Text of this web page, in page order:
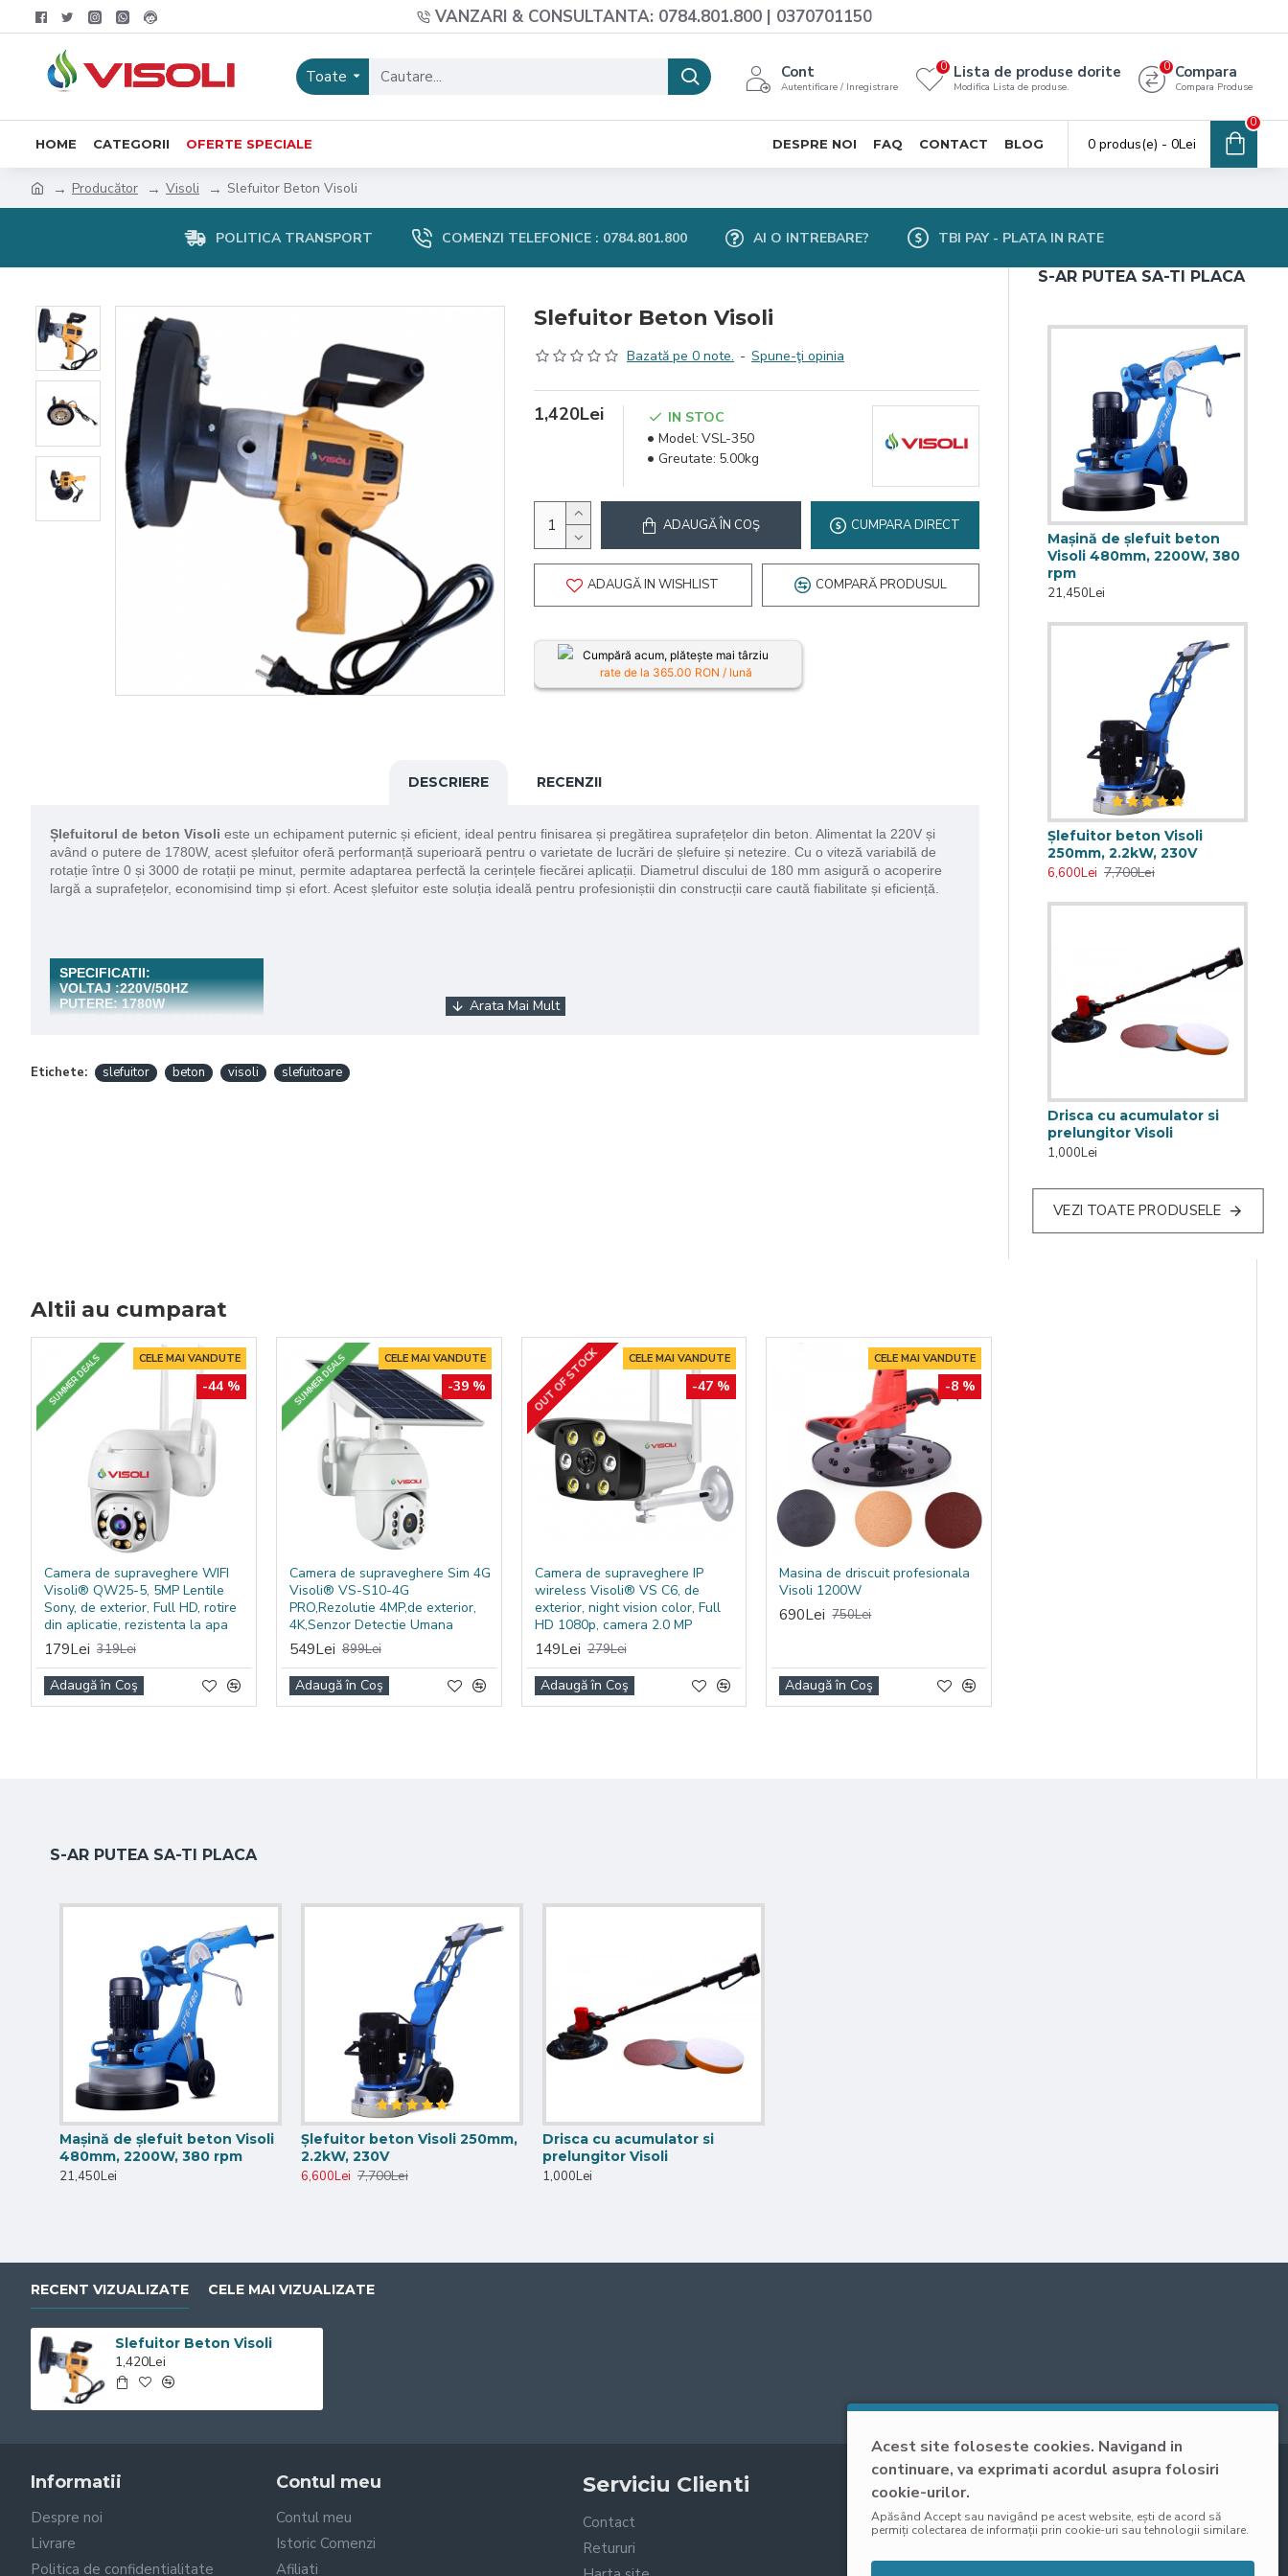
Acest site foloseste cookies. Navigand in
continuare, va exprimati acordul asupra folosiri
cookie-urilor.
Apăsând Accept sau navigând pe acest website, ești de acord să
permiți colectarea de informații prin cookie-uri sau tehnologii similare.
VANZARI & CONSULTANTA: 0784.801.800 | 0370701150
Toate Cont
Autentificare / Inregistrare
Lista de produse dorite
Modifica Lista de produse.
0 Compara
Compara Produse
0
HOME CATEGORII OFERTE SPECIALE DESPRE NOI FAQ CONTACT BLOG 0 produs(e) - 0Lei
0
Producător Visoli Slefuitor Beton Visoli
POLITICA TRANSPORT COMENZI TELEFONICE : 0784.801.800 AI O INTREBARE? TBI PAY - PLATA IN RATE
Slefuitor Beton Visoli
Bazată pe 0 note. - Spune-ţi opinia
1,420Lei
IN STOC
Model: VSL-350
Greutate: 5.00kg
ADAUGĂ ÎN COŞ CUMPARA DIRECT
ADAUGĂ IN WISHLIST COMPARĂ PRODUSUL
Cumpără acum, plătește mai târziu
rate de la 365.00 RON / lună
DESCRIERE RECENZII
Șlefuitorul de beton Visoli este un echipament puternic și eficient, ideal pentru finisarea și pregătirea suprafețelor din beton. Alimentat la 220V și
având o putere de 1780W, acest șlefuitor oferă performanță superioară pentru o varietate de lucrări de șlefuire și netezire. Cu o viteză variabilă de
rotație între 0 și 3000 de rotații pe minut, permite adaptarea perfectă la cerințele fiecărei aplicații. Diametrul discului de 180 mm asigură o acoperire
largă a suprafețelor, economisind timp și efort. Acest șlefuitor este soluția ideală pentru profesioniștii din construcții care caută fiabilitate și eficiență.
SPECIFICATII:
VOLTAJ:220V/50HZ
PUTERE: 1780W
Etichete: slefuitor beton visoli slefuitoare
S-AR PUTEA SA-TI PLACA
Mașină de șlefuit beton
Visoli 480mm, 2200W, 380
rpm
21,450Lei
Șlefuitor beton Visoli
250mm, 2.2kW, 230V
6,600Lei 7,700Lei
Drisca cu acumulator si
prelungitor Visoli
1,000Lei
VEZI TOATE PRODUSELE
Altii au cumparat
CELE MAI VANDUTE
SUMMER DEALS -44 %
Camera de supraveghere WIFI
Visoli® QW25-5, 5MP Lentile
Sony, de exterior, Full HD, rotire
din aplicatie, rezistenta la apa
179Lei 319Lei
Adaugă în Coş
CELE MAI VANDUTE
SUMMER DEALS -39 %
Camera de supraveghere Sim 4G
Visoli® VS-S10-4G
PRO,Rezolutie 4MP,de exterior,
4K,Senzor Detectie Umana
549Lei 899Lei
Adaugă în Coş
CELE MAI VANDUTE
-47 %
OUT OF STOCK
Camera de supraveghere IP
wireless Visoli® VS C6, de
exterior, night vision color, Full
HD 1080p, camera 2.0 MP
149Lei 279Lei
Adaugă în Coş
CELE MAI VANDUTE
-8 %
Masina de driscuit profesionala
Visoli 1200W
690Lei 750Lei
Adaugă în Coş
S-AR PUTEA SA-TI PLACA
Mașină de șlefuit beton Visoli
480mm, 2200W, 380 rpm
21,450Lei
Șlefuitor beton Visoli 250mm,
2.2kW, 230V
6,600Lei 7,700Lei
Drisca cu acumulator si
prelungitor Visoli
1,000Lei
RECENT VIZUALIZATE CELE MAI VIZUALIZATE
Slefuitor Beton Visoli
1,420Lei
Informatii
Despre noi
Livrare
Politica de confidentialitate
Contul meu
Contul meu
Istoric Comenzi
Afiliati
Serviciu Clienti
Contact
Retururi